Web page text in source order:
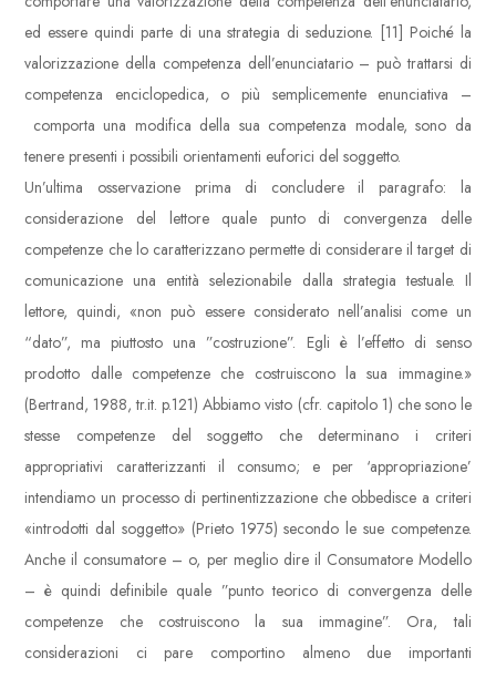
ed essere quindi parte di una strategia di seduzione. [11] Poiché la
valorizzazione della competenza dell’enunciatario – può trattarsi di
competenza enciclopedica, o più semplicemente enunciativa –
comporta una modifica della sua competenza modale, sono da
tenere presenti i possibili orientamenti euforici del soggetto.
Un’ultima osservazione prima di concludere il paragrafo: la
considerazione del lettore quale punto di convergenza delle
competenze che lo caratterizzano permette di considerare il target di
comunicazione una entità selezionabile dalla strategia testuale. Il
lettore, quindi, «non può essere considerato nell’analisi come un
“dato”, ma piuttosto una ”costruzione”. Egli è l’effetto di senso
prodotto dalle competenze che costruiscono la sua immagine.»
(Bertrand, 1988, tr.it. p.121) Abbiamo visto (cfr. capitolo 1) che sono le
stesse competenze del soggetto che determinano i criteri
appropriativi caratterizzanti il consumo; e per ‘appropriazione’
intendiamo un processo di pertinentizzazione che obbedisce a criteri
«introdotti dal soggetto» (Prieto 1975) secondo le sue competenze.
Anche il consumatore – o, per meglio dire il Consumatore Modello
– è quindi definibile quale ”punto teorico di convergenza delle
competenze che costruiscono la sua immagine”. Ora, tali
considerazioni ci pare comportino almeno due importanti